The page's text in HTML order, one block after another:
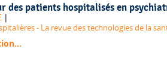
des patients hospitalisés en
|
- La revue des technologies de la